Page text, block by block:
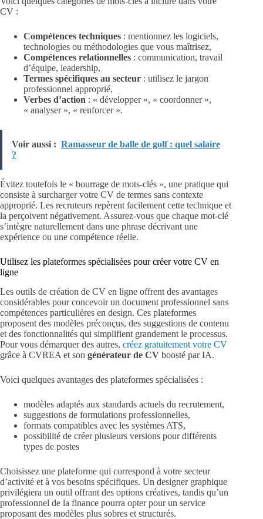
CV :
Compétences techniques : mentionnez les logiciels,
technologies ou méthodologies que vous maîtrisez,
Compétences relationnelles : communication, travail
d’équipe, leadership,
Termes spécifiques au secteur : utilisez le jargon
professionnel approprié,
Verbes d’action : « développer », « coordonner »,
« analyser », « renforcer ».
Voir aussi : Ramasseur de balle de golf : quel salaire
?
Évitez toutefois le « bourrage de mots-clés », une pratique qui
consiste à surcharger votre CV de termes sans contexte
approprié. Les recruteurs repèrent facilement cette technique et
la perçoivent négativement. Assurez-vous que chaque mot-clé
s’intègre naturellement dans une phrase décrivant une
expérience ou une compétence réelle.
Utilisez les plateformes spécialisées pour créer votre CV en
ligne
Les outils de création de CV en ligne offrent des avantages
considérables pour concevoir un document professionnel sans
compétences particulières en design. Ces plateformes
proposent des modèles préconçus, des suggestions de contenu
et des fonctionnalités qui simplifient grandement le processus.
Pour vous démarquer des autres, créez gratuitement votre CV
grâce à CVREA et son générateur de CV boosté par IA.
Voici quelques avantages des plateformes spécialisées :
modèles adaptés aux standards actuels du recrutement,
suggestions de formulations professionnelles,
formats compatibles avec les systèmes ATS,
possibilité de créer plusieurs versions pour différents
types de postes
Choisissez une plateforme qui correspond à votre secteur
d’activité et à vos besoins spécifiques. Un designer graphique
privilégiera un outil offrant des options créatives, tandis qu’un
professionnel de la finance pourra opter pour un service
proposant des modèles plus sobres et structurés.